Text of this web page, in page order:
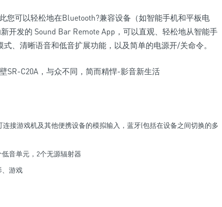
您可以轻松地在Bluetooth?兼容设备（如智能手机和平板电
开发的 Sound Bar Remote App，可以直观、轻松地从智能手
、清晰语音和低音扩展功能，以及简单的电源开/关命令。
连接游戏机及其他便携设备的模拟输入，蓝牙(包括在设备之间切换的多
音单元，2个无源辐射器
、游戏